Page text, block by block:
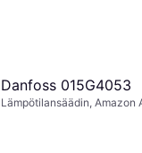
Danfoss 015G4053
Lämpötilansäädin, Amazon